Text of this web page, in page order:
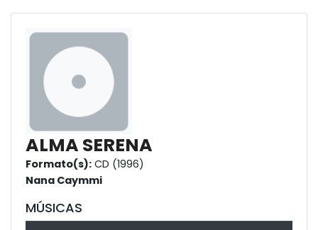
ALMA SERENA
Formato(s): CD (1996)
Nana Caymmi
MÚSICAS